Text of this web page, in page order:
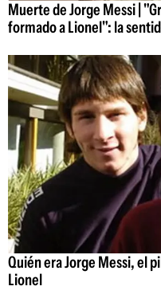
Muerte de Jorge Messi |
formado a Lionel": la
Quién era Jorge Messi, el
Lionel